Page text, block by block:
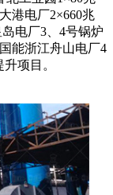
港电厂2×660兆
电厂3、4号锅炉
能浙江舟山电厂4
项目。